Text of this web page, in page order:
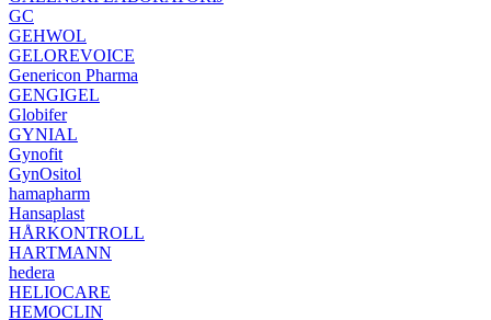
GC
GEHWOL
GELOREVOICE
Genericon Pharma
GENGIGEL
Globifer
GYNIAL
Gynofit
GynOsitol
hamapharm
Hansaplast
HÅRKONTROLL
HARTMANN
hedera
HELIOCARE
HEMOCLIN